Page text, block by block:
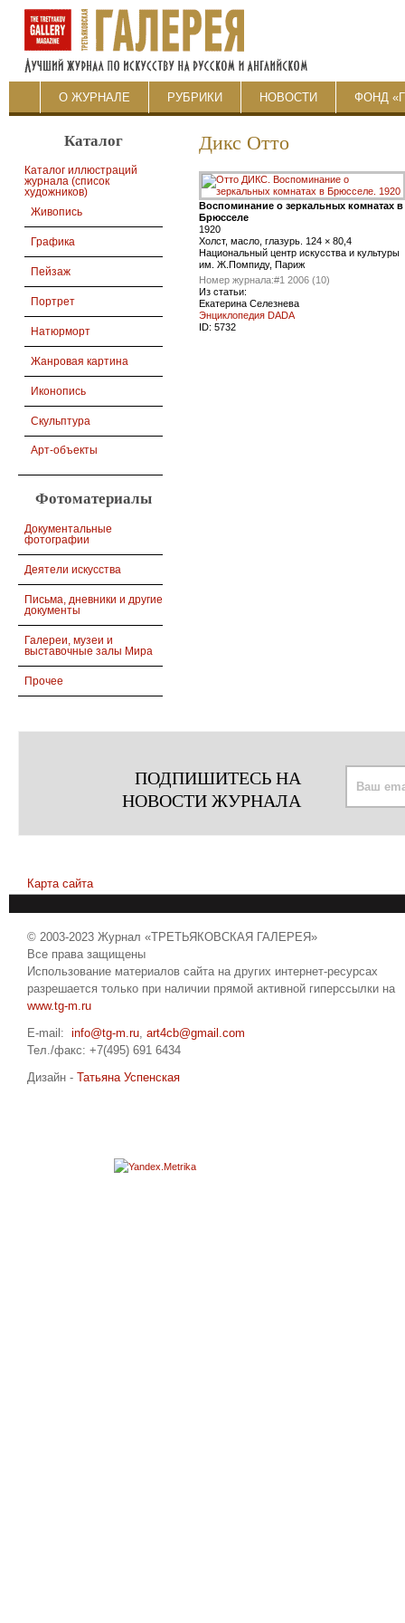
О ЖУРНАЛЕ РУБРИКИ НОВОСТИ ФОНД
Каталог
Каталог иллюстраций
журнала (список
художников)
Живопись
Графика
Пейзаж
Портрет
Натюрморт
Жанровая картина
Иконопись
Скульптура
Арт-объекты
Фотоматериалы
Документальные
фотографии
Деятели искусства
Письма, дневники и другие
документы
Галереи, музеи и
выставочные залы Мира
Прочее
Дикс Отто
Воспоминание о зеркальных комнатах в
Брюсселе
1920
Холст, масло, глазурь. 124 × 80,4
Национальный центр искусства и культуры
им. Ж.Помпиду, Париж
Номер журнала:#1 2006 (10)
Из статьи:
Екатерина Селезнева
Энциклопедия DАDА
ID: 5732
ПОДПИШИТЕСЬ НА
НОВОСТИ ЖУРНАЛА
Карта сайта
© 2003-2023 Журнал «ТРЕТЬЯКОВСКАЯ ГАЛЕРЕЯ»
Все права защищены
Использование материалов сайта на других интернет-ресурсах
разрешается только при наличии прямой активной гиперссылки на
www.tg-m.ru
E-mail: info@tg-m.ru, art4cb@gmail.com
Тел./факс: +7(495) 691 6434
Дизайн - Татьяна Успенская